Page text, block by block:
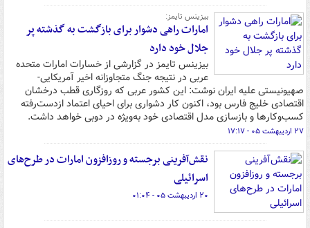
بیزینس تایمز:
امارات راهی دشوار برای بازگشت به گذشته پر
جلال خود دارد
بیزینس تایمز در گزارشی از خسارات امارات متحده
عربی در نتیجه جنگ متجاوزانه اخیر آمریکایی-
صهیونیستی علیه ایران نوشت: این کشور عربی که روزگاری قطب درخشان
اقتصادی خلیج فارس بود، اکنون کار دشواری برای احیای اعتماد ازدست‌رفته
کسب‌وکارها و بازسازی مدل اقتصادی خود به‌ویژه در دوبی خواهد داشت.
۲۷ اردیبهشت ۰۵ - ۱۷:۱۷
نقش‌آفرینی برجسته و روزافزون امارات در طرح‌های
اسرائیلی
۲۰ اردیبهشت ۰۵ - ۰۱:۰۴